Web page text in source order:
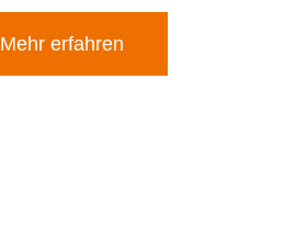
Mehr erfahren